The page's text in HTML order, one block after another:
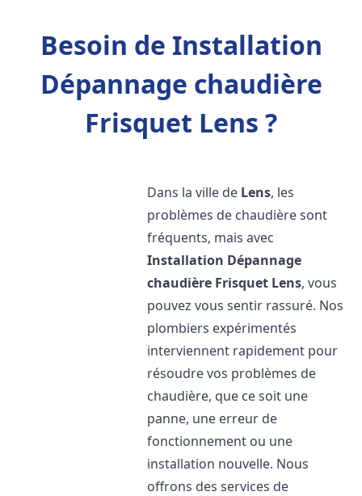
Besoin de Installation
Dépannage chaudière
Frisquet Lens ?
Dans la ville de Lens, les
problèmes de chaudière sont
fréquents, mais avec
Installation Dépannage
chaudière Frisquet Lens, vous
pouvez vous sentir rassuré. Nos
plombiers expérimentés
interviennent rapidement pour
résoudre vos problèmes de
chaudière, que ce soit une
panne, une erreur de
fonctionnement ou une
installation nouvelle. Nous
offrons des services de